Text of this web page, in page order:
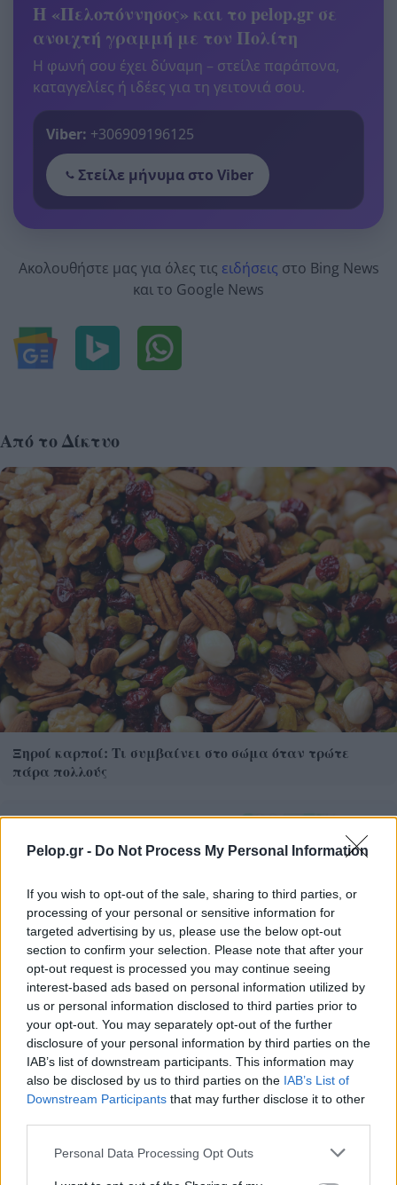
Pelop.gr - Do Not Process My Personal Information
If you wish to opt-out of the sale, sharing to third parties, or
processing of your personal or sensitive information for
targeted advertising by us, please use the below opt-out
section to confirm your selection. Please note that after your
opt-out request is processed you may continue seeing
interest-based ads based on personal information utilized by
us or personal information disclosed to third parties prior to
your opt-out. You may separately opt-out of the further
disclosure of your personal information by third parties on the
IAB’s list of downstream participants. This information may
also be disclosed by us to third parties on the IAB’s List of
Downstream Participants that may further disclose it to other
Please note that this website/app uses one or more Google
Personal Data Processing Opt Outs
Η «Πελοπόννησος» και το pelop.gr σε
ανοιχτή γραμμή με τον Πολίτη
Η φωνή σου έχει δύναμη – στείλε παράπονα,
καταγγελίες ή ιδέες για τη γειτονιά σου.
Viber: +306909196125
Στείλε μήνυμα στο Viber
Ακολουθήστε μας για όλες τις ειδήσεις στο Bing News
και το Google News
Από το Δίκτυο
Ξηροί καρποί: Τι συμβαίνει στο σώμα όταν τρώτε
πάρα πολλούς
Το Google Maps παραγγέλνει πλέον φαγητό για εσένα –
να πώς λειτουργεί